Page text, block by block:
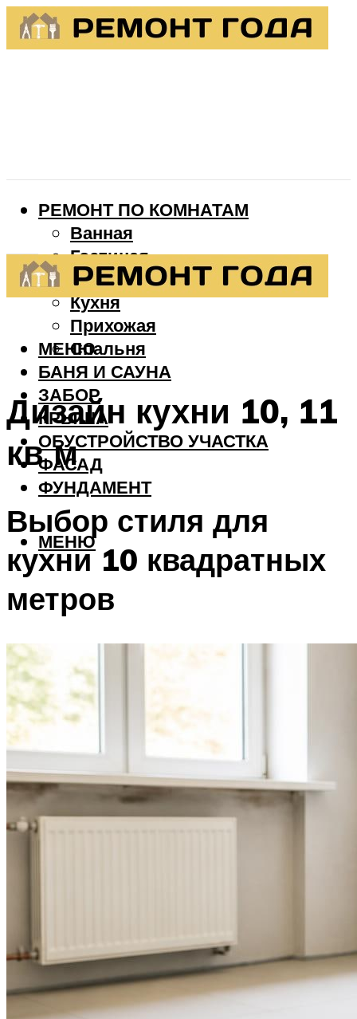
РЕМОНТ ПО КОМНАТАМ
Ванная
Гостиная
Детская
Кухня
Прихожая
Спальня
БАНЯ И САУНА
ЗАБОР
КРЫША
ОБУСТРОЙСТВО УЧАСТКА
ФАСАД
ФУНДАМЕНТ
МЕНЮ
МЕНЮ
Дизайн кухни 10, 11
кв м
Выбор стиля для
кухни 10 квадратных
метров